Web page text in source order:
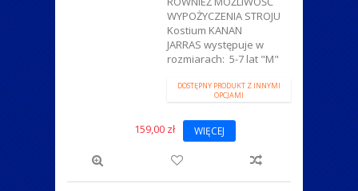
WYPOŻYCZENIA STROJU
Kostium KANAN
JARRAS występuje w
rozmiarach: 5-7 lat "M"
DOSTĘPNY PRODUKT Z INNYMI
OPCJAMI
159,00 zł WIĘCEJ